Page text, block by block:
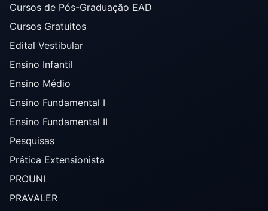
Cursos de Pós-Graduação EAD
Cursos Gratuitos
Edital Vestibular
Ensino Infantil
Ensino Médio
Ensino Fundamental I
Ensino Fundamental II
Pesquisas
Prática Extensionista
PROUNI
PRAVALER